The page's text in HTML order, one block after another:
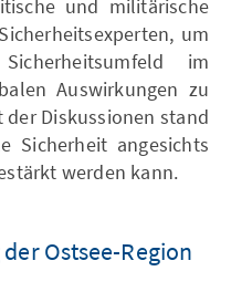
und militärische
um
im
Auswirkungen zu
Diskussionen stand
Sicherheit angesichts
werden kann.
Ostsee-Region